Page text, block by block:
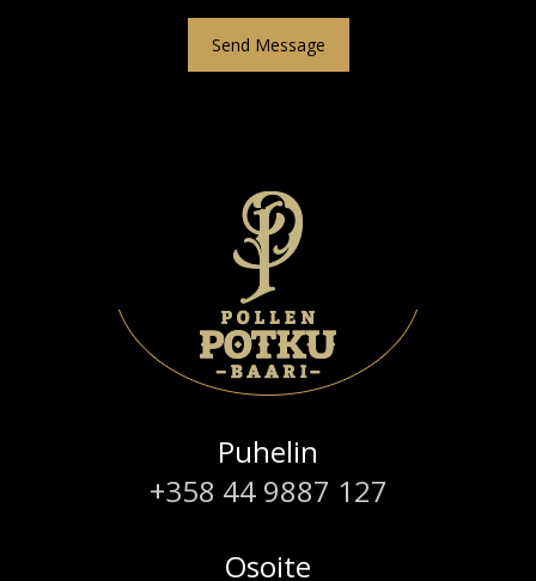
Send Message
Puhelin
+358 44 9887 127
Osoite